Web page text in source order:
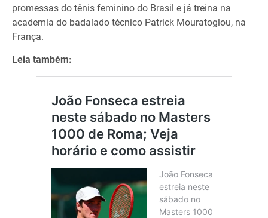
promessas do tênis feminino do Brasil e já treina na
academia do badalado técnico Patrick Mouratoglou, na
França.
Leia também: